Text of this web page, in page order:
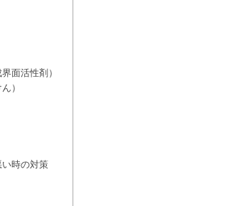
面活性剤）
）
時の対策